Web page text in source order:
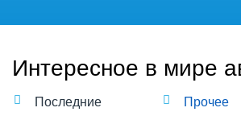
Интересное в мире
Последние
Прочее